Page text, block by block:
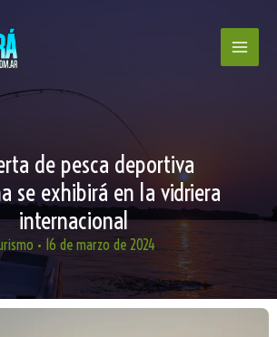
de pesca deportiva
se exhibirá en la vidriera
internacional
• 16 de marzo de 2024